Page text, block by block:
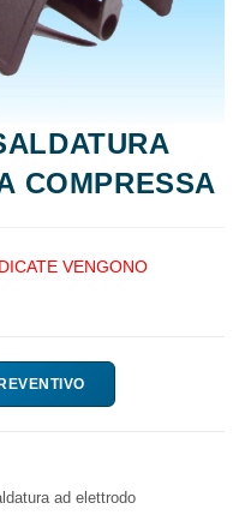
COMPRESSA
VENGONO
ad elettrodo